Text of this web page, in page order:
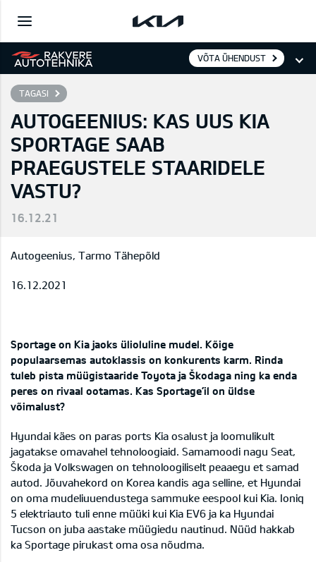
VÕTA ÜHENDUST
TAGASI
AUTOGEENIUS: KAS UUS KIA
SPORTAGE SAAB
PRAEGUSTELE STAARIDELE
VASTU?
16.12.21
Autogeenius, Tarmo Tähepõld
16.12.2021
Sportage on Kia jaoks ülioluline mudel. Kõige
populaarsemas autoklassis on konkurents karm. Rinda
tuleb pista müügistaaride Toyota ja Škodaga ning ka enda
peres on rivaal ootamas. Kas Sportage’il on üldse
võimalust?
Hyundai käes on paras ports Kia osalust ja loomulikult
jagatakse omavahel tehnoloogiaid. Samamoodi nagu Seat,
Škoda ja Volkswagen on tehnoloogiliselt peaaegu et samad
autod. Jõuvahekord on Korea kandis aga selline, et Hyundai
on oma mudeliuuendustega sammuke eespool kui Kia. Ioniq
5 elektriauto tuli enne müüki kui Kia EV6 ja ka Hyundai
Tucson on juba aastake müügiedu nautinud. Nüüd hakkab
ka Sportage pirukast oma osa nõudma.